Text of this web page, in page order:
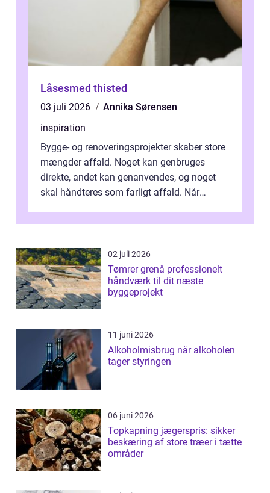
Låsesmed thisted
03 juli 2026
Annika Sørensen
inspiration
Bygge- og renoveringsprojekter skaber store
mængder affald. Noget kan genbruges
direkte, andet kan genanvendes, og noget
skal håndteres som farligt affald. Når
02 juli 2026
Tømrer grenå professionelt
håndværk til dit næste
byggeprojekt
11 juni 2026
Alkoholmisbrug når alkoholen
tager styringen
06 juni 2026
Topkapning jægerspris: sikker
beskæring af store træer i tætte
områder